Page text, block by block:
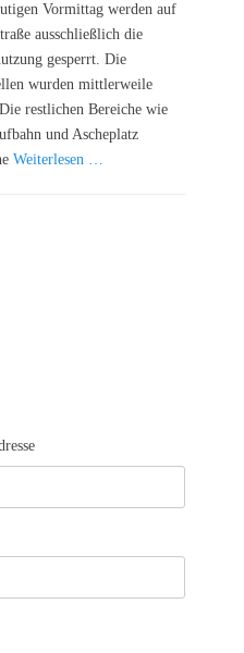
Vormittag werden auf
ausschließlich die
gesperrt. Die
wurden mittlerweile
restlichen Bereiche wie
und Ascheplatz
Weiterlesen …